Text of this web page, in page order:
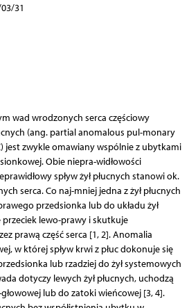
31
wad wrodzonych serca częściowy
(ang. partial anomalous pul-monary
jest zwykle omawiany wspólnie z ubytkami
Obie niepra-widłowości
spływ żył płucnych stanowi ok.
serca. Co naj-mniej jedna z żył płucnych
przedsionka lub do układu żył
lewo-prawy i skutkuje
prawą część serca [1, 2]. Anomalia
w której spływ krwi z płuc dokonuje się
lub rzadziej do żył systemowych
dotyczy lewych żył płucnych, uchodzą
lub do zatoki wieńcowej [3, 4].